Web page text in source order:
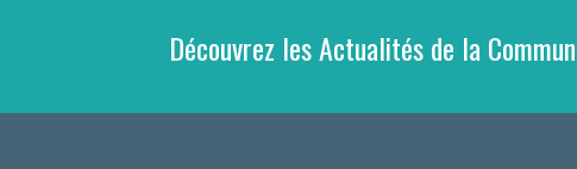
Découvrez les Actualités de la